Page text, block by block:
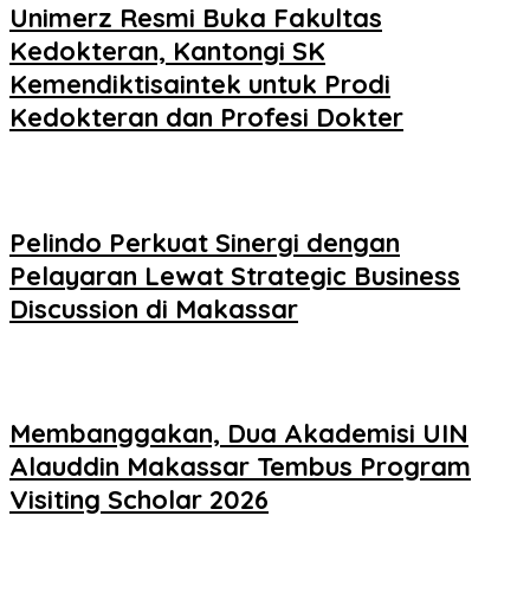
Unimerz Resmi Buka Fakultas
Kedokteran, Kantongi SK
Kemendiktisaintek untuk Prodi
Kedokteran dan Profesi Dokter
Pelindo Perkuat Sinergi dengan
Pelayaran Lewat Strategic Business
Discussion di Makassar
Membanggakan, Dua Akademisi UIN
Alauddin Makassar Tembus Program
Visiting Scholar 2026